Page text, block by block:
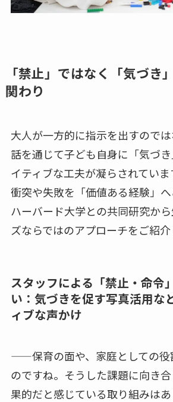
「禁止」ではなく「気づき
関わり
大人が一方的に指示を出すので
話を通じて子ども自身に「気づ
イティブな工夫が凝らされてい
衝突や失敗を「価値ある経験」へ
ハーバード大学との共同研究か
ズならではのアプローチをご紹介
スタッフによる「禁止・命令
い：気づきを促す写真活用な
ィブな声かけ
——保育の面や、家庭としての役
のですね。そうした課題に向き
果的だと感じている取り組みは